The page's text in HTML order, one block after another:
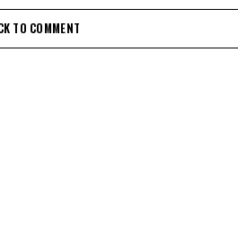
TO COMMENT